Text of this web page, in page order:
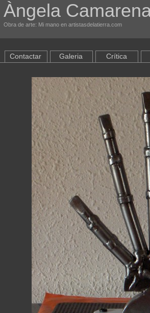
Àngela
Obra de arte: Mi mano en artistasdelatierra.com
Contactar Galeria Crítica